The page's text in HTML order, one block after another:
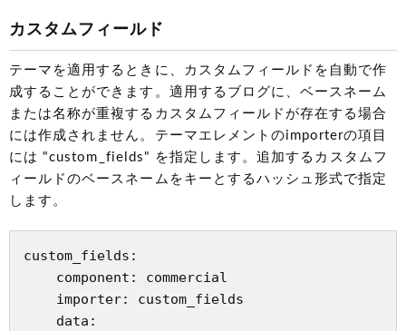
カスタムフィールド
テーマを適用するときに、カスタムフィールドを自動で作
成することができます。適用するブログに、ベースネーム
または名称が重複するカスタムフィールドが存在する場合
には作成されません。テーマエレメントのimporterの項目
には "custom_fields" を指定します。追加するカスタムフ
ィールドのベースネームをキーとするハッシュ形式で指定
します。
custom_fields:
    component: commercial
    importer: custom_fields
    data: